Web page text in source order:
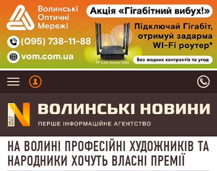
НА ВОЛИНІ ПРОФЕСІЙНІ ХУДОЖНИКІВ ТА
НАРОДНИКИ ХОЧУТЬ ВЛАСНІ ПРЕМІЇ